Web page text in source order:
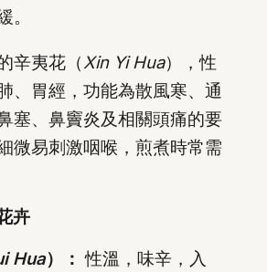
。
辛夷花（Xin Yi Hua），性
、胃經，功能為散風寒、通
塞、鼻竇炎及相關頭痛的要
微易刺激咽喉，煎煮時常需
卉
Hua）： 性溫，味辛，入